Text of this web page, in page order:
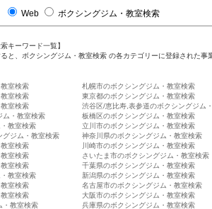
Web ボクシングジム・教室検索
キーワード一覧】
と、ボクシングジム・教室検索 の各カテゴリーに登録された事
室検索
札幌市のボクシングジム・教室検索
室検索
東京都のボクシングジム・教室検索
室検索
渋谷区/恵比寿,表参道のボクシングジム
ム・教室検索
板橋区のボクシングジム・教室検索
教室検索
立川市のボクシングジム・教室検索
グジム・教室検索
神奈川県のボクシングジム・教室検索
室検索
川崎市のボクシングジム・教室検索
室検索
さいたま市のボクシングジム・教室検索
室検索
千葉県のボクシングジム・教室検索
教室検索
新潟県のボクシングジム・教室検索
室検索
名古屋市のボクシングジム・教室検索
室検索
大阪市のボクシングジム・教室検索
・教室検索
兵庫県のボクシングジム・教室検索